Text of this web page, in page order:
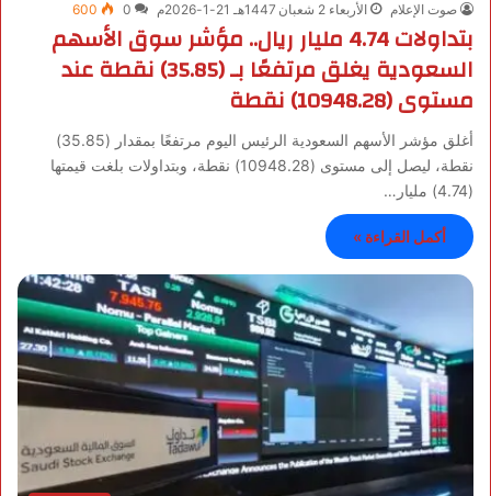
صوت الإعلام الأربعاء 2 شعبان 1447هـ 21-1-2026م 0
600
بتداولات 4.74 مليار ريال.. مؤشر سوق الأسهم
السعودية يغلق مرتفعًا بـ (35.85) نقطة عند
مستوى (10948.28) نقطة
أغلق مؤشر الأسهم السعودية الرئيس اليوم مرتفعًا بمقدار (35.85)
نقطة، ليصل إلى مستوى (10948.28) نقطة، وبتداولات بلغت قيمتها
(4.74) مليار…
أكمل القراءة »